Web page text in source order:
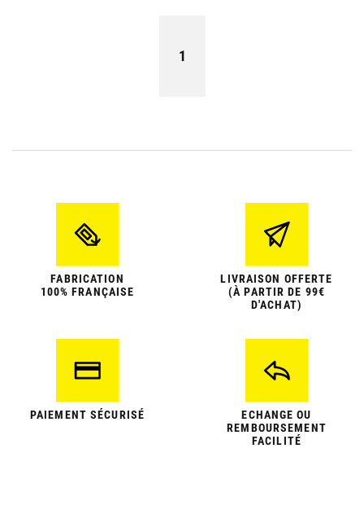
1
FABRICATION
100% FRANÇAISE
LIVRAISON OFFERTE
(À PARTIR DE 99€
D'ACHAT)
PAIEMENT SÉCURISÉ
ECHANGE OU
REMBOURSEMENT
FACILITÉ